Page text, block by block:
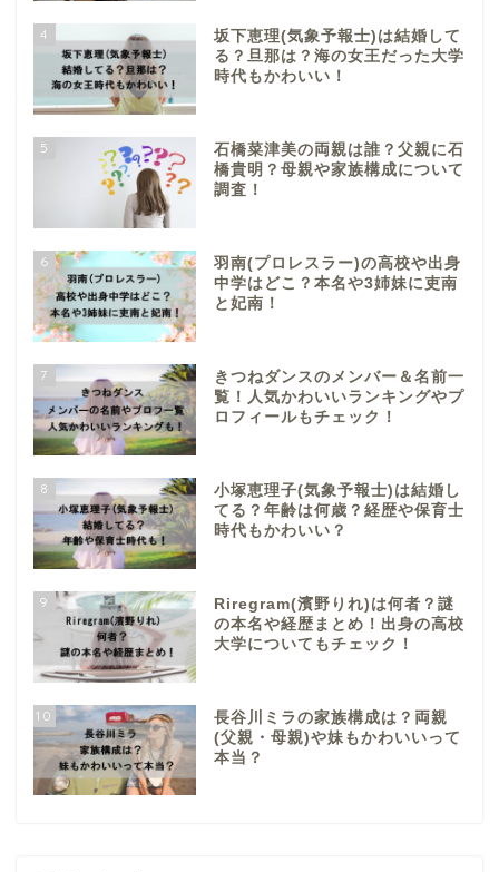
4
坂下恵理(気象予報士)は結婚して
る？旦那は？海の女王だった大学
時代もかわいい！
5
石橋菜津美の両親は誰？父親に石
橋貴明？母親や家族構成について
調査！
6
羽南(プロレスラー)の高校や出身
中学はどこ？本名や3姉妹に吏南
と妃南！
7
きつねダンスのメンバー＆名前一
覧！人気かわいいランキングやプ
ロフィールもチェック！
8
小塚恵理子(気象予報士)は結婚し
てる？年齢は何歳？経歴や保育士
時代もかわいい？
9
Riregram(濱野りれ)は何者？謎
の本名や経歴まとめ！出身の高校
大学についてもチェック！
10
長谷川ミラの家族構成は？両親
(父親・母親)や妹もかわいいって
本当？